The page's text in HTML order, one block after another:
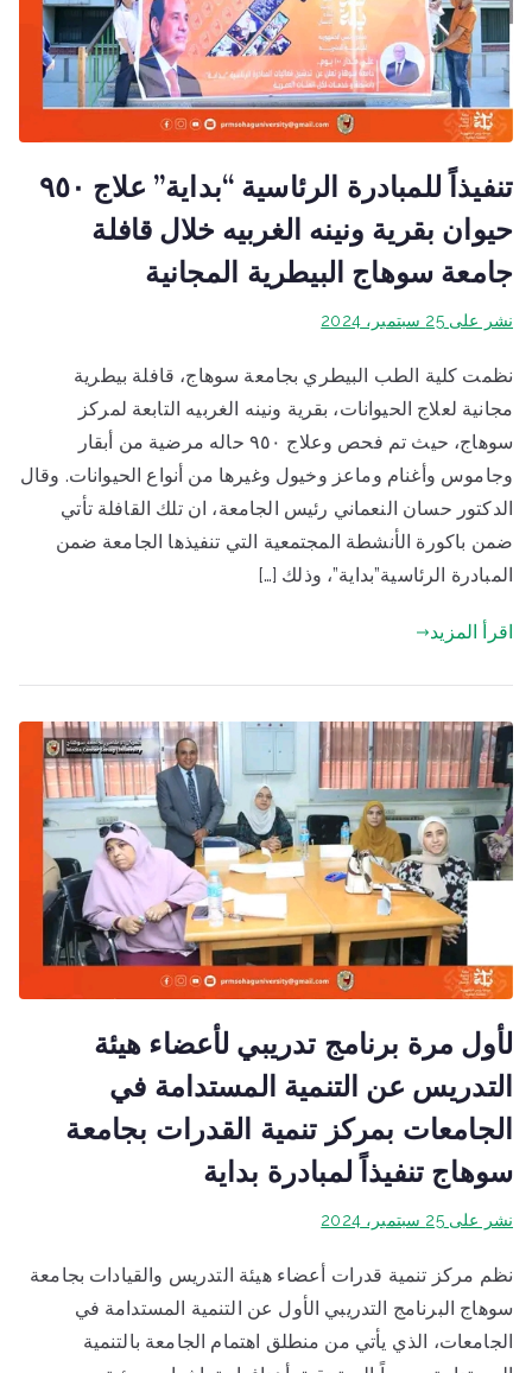
تنفيذاً للمبادرة الرئاسية “بداية” علاج ٩٥٠
حيوان بقرية ونينه الغربيه خلال قافلة
جامعة سوهاج البيطرية المجانية
نشر على25 سبتمبر، 2024
نظمت كلية الطب البيطري بجامعة سوهاج، قافلة بيطرية
مجانية لعلاج الحيوانات، بقرية ونينه الغربيه التابعة لمركز
سوهاج، حيث تم فحص وعلاج ٩٥٠ حاله مرضية من أبقار
وجاموس وأغنام وماعز وخيول وغيرها من أنواع الحيوانات. وقال
الدكتور حسان النعماني رئيس الجامعة، ان تلك القافلة تأتي
ضمن باكورة الأنشطة المجتمعية التي تنفيذها الجامعة ضمن
المبادرة الرئاسية”بداية”، وذلك […]
اقرأ المزيد
لأول مرة برنامج تدريبي لأعضاء هيئة
التدريس عن التنمية المستدامة في
الجامعات بمركز تنمية القدرات بجامعة
سوهاج تنفيذاً لمبادرة بداية
نشر على25 سبتمبر، 2024
نظم مركز تنمية قدرات أعضاء هيئة التدريس والقيادات بجامعة
سوهاج البرنامج التدريبي الأول عن التنمية المستدامة في
الجامعات، الذي يأتي من منطلق اهتمام الجامعة بالتنمية